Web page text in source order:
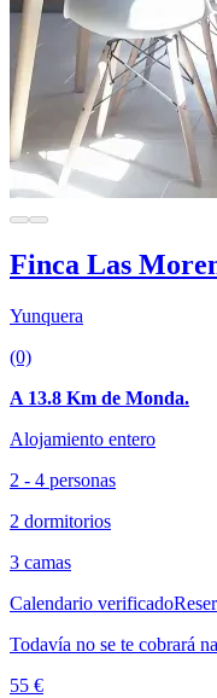
Finca Las
Yunquera
(0)
A 13.8 Km de Monda.
Alojamiento entero
2 - 4 personas
2 dormitorios
3 camas
Calendario verificado
Todavía no se te cobrará
55 €